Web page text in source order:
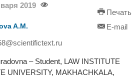
Печать
E-mail
2019
A.M.
– Student, LAW INSTITUTE
UNIVERSITY, MAKHACHKALA,